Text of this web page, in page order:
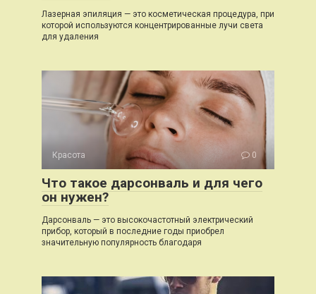
Лазерная эпиляция — это косметическая процедура, при
которой используются концентрированные лучи света
для удаления
Красота 0
Что такое дарсонваль и для чего
он нужен?
Дарсонваль — это высокочастотный электрический
прибор, который в последние годы приобрел
значительную популярность благодаря